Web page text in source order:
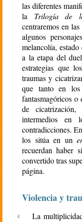
las diferentes
la Trilogía de
centraremos en
algunos
melancolía,
a la etapa del
estrategias que
traumas y
que tanto en los
fantasmagóricos o
de cicatrización,
intermedios en
contradicciones.
los sitúa en un
recuerdan haber
convertido tras
página.
Violencia y
La